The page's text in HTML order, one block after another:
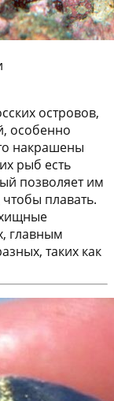
островов,
особенно
накрашены
рыб есть
позволяет им
чтобы плавать.
главным
таких как